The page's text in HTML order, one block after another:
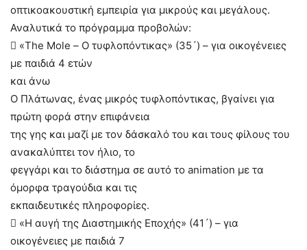
οπτικοακουστική εμπειρία για μικρούς και μεγάλους.
Αναλυτικά το πρόγραμμα προβολών:
 «The Mole – Ο τυφλοπόντικας» (35´) – για οικογένειες
με παιδιά 4 ετών
και άνω
Ο Πλάτωνας, ένας μικρός τυφλοπόντικας, βγαίνει για
πρώτη φορά στην επιφάνεια
της γης και μαζί με τον δάσκαλό του και τους φίλους του
ανακαλύπτει τον ήλιο, το
φεγγάρι και το διάστημα σε αυτό το animation με τα
όμορφα τραγούδια και τις
εκπαιδευτικές πληροφορίες.
 «H αυγή της Διαστημικής Εποχής» (41´) – για
οικογένειες με παιδιά 7